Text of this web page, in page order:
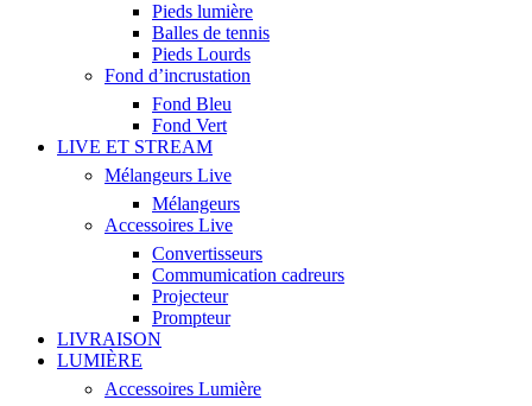
Pieds lumière
Balles de tennis
Pieds Lourds
Fond d’incrustation
Fond Bleu
Fond Vert
LIVE ET STREAM
Mélangeurs Live
Mélangeurs
Accessoires Live
Convertisseurs
Commumication cadreurs
Projecteur
Prompteur
LIVRAISON
LUMIÈRE
Accessoires Lumière